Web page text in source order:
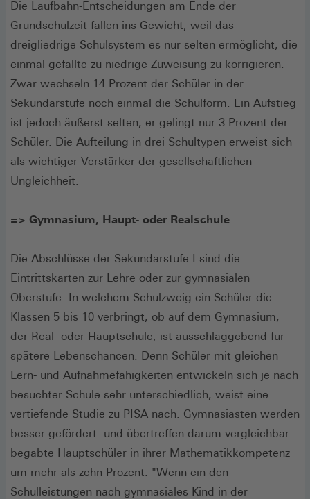
Die Laufbahn-Entscheidungen am Ende der
Grundschulzeit fallen ins Gewicht, weil das
dreigliedrige Schulsystem es nur selten ermöglicht, die
einmal gefällte zu niedrige Zuweisung zu korrigieren.
Zwar wechseln 14 Prozent der Schüler in der
Sekundarstufe noch einmal die Schulform. Ein Aufstieg
ist jedoch äußerst selten, er gelingt nur 3 Prozent der
Schüler. Die Aufteilung in drei Schultypen erweist sich
als wichtiger Verstärker der gesellschaftlichen
Ungleichheit.
=> Gymnasium, Haupt- oder Realschule
Die Abschlüsse der Sekundarstufe I sind die
Eintrittskarten zur Lehre oder zur gymnasialen
Oberstufe. In welchem Schulzweig ein Schüler die
Klassen 5 bis 10 verbringt, ob auf dem Gymnasium,
der Real- oder Hauptschule, ist ausschlaggebend für
spätere Lebenschancen. Denn Schüler mit gleichen
Lern- und Aufnahmefähigkeiten entwickeln sich je nach
besuchter Schule sehr unterschiedlich, weist eine
vertiefende Studie zu PISA nach. Gymnasiasten werden
besser gefördert und übertreffen darum vergleichbar
begabte Hauptschüler in ihrer Mathematikkompetenz
um mehr als zehn Prozent. "Wenn ein den
Schulleistungen nach gymnasiales Kind in der